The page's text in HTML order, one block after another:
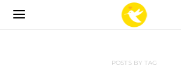
POSTS BY TAG